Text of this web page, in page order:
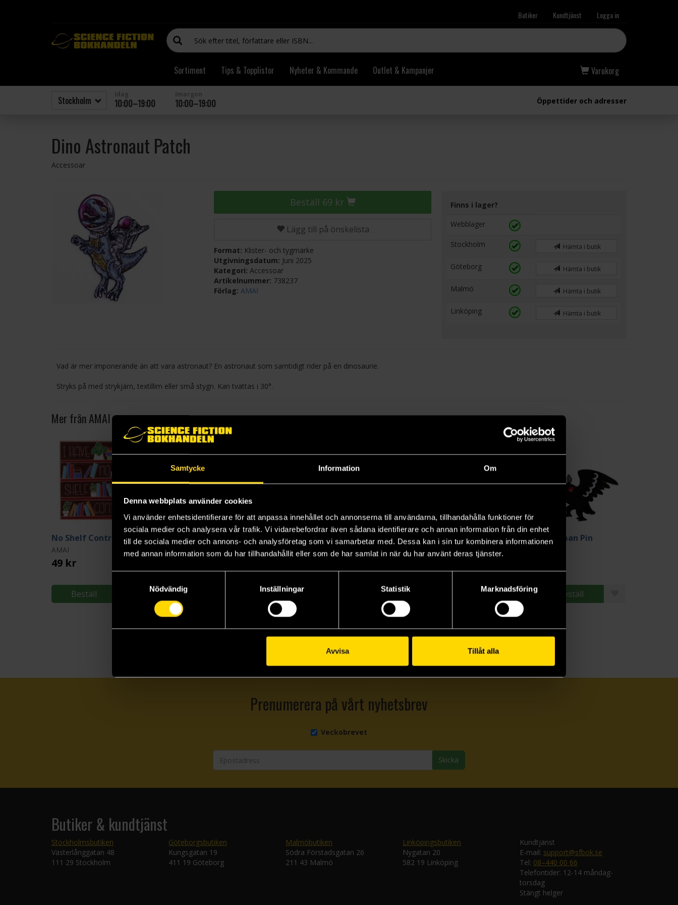
Samtycke Information Om
Denna webbplats använder cookies
Vi använder enhetsidentifierare för att anpassa innehållet och annonserna till användarna, tillhandahålla funktioner för
sociala medier och analysera vår trafik. Vi vidarebefordrar även sådana identifierare och annan information från din enhet
till de sociala medier och annons- och analysföretag som vi samarbetar med. Dessa kan i sin tur kombinera informationen
med annan information som du har tillhandahållit eller som de har samlat in när du har använt deras tjänster.
Nödvändig
Inställningar Statistik Marknadsföring
Avvisa Tillåt alla
Butiker Kundtjänst Logga in
Sortiment Tips & Topplistor Nyheter & Kommande Outlet & Kampanjer Varukorg
10:00–19:00 10:00–19:00 Öppettider och adresser
Dino Astronaut Patch
Accessoar
Beställ 69 kr
Lägg till på önskelista
Format: Klister- och tygmärke
Utgivningsdatum: Juni 2025
Kategori:Accessoar
Artikelnummer: 738237
Förlag:AMAI
Finns i lager?
Webblager
Stockholm Hämta i butik
Göteborg Hämta i butik
Malmö Hämta i butik
Linköping Hämta i butik
Vad är mer imponerande än att vara astronaut? En astronaut som samtidigt rider på en dinosaurie.
Stryks på med strykjärn, textillim eller små stygn. Kan tvättas i 30°.
Mer från AMAI
No Shelf Control Pin
AMAI
49 kr
Beställ
Certified Silly Goose Pin
AMAI
Beställ
Bookshelf Heart Patch
AMAI
Beställ
Book Dragon Pin
AMAI
Beställ
Capybara Tea Pin
AMAI
Beställ
Mothman Pin
Beställ
Visa allt
Prenumerera på vårt nyhetsbrev
Veckobrevet
Skicka
Butiker & kundtjänst
Stockholmsbutiken
Västerlånggatan 48
111 29 Stockholm
Göteborgsbutiken
Kungsgatan 19
411 19 Göteborg
Malmöbutiken
Södra Förstadsgatan 26
211 43 Malmö
Linköpingsbutiken
Nygatan 20
582 19 Linköping
Kundtjänst
E-mail: support@sfbok.se
Tel: 08–440 00 66
Telefontider: 12-14 måndag-
torsdag
Stängt helger